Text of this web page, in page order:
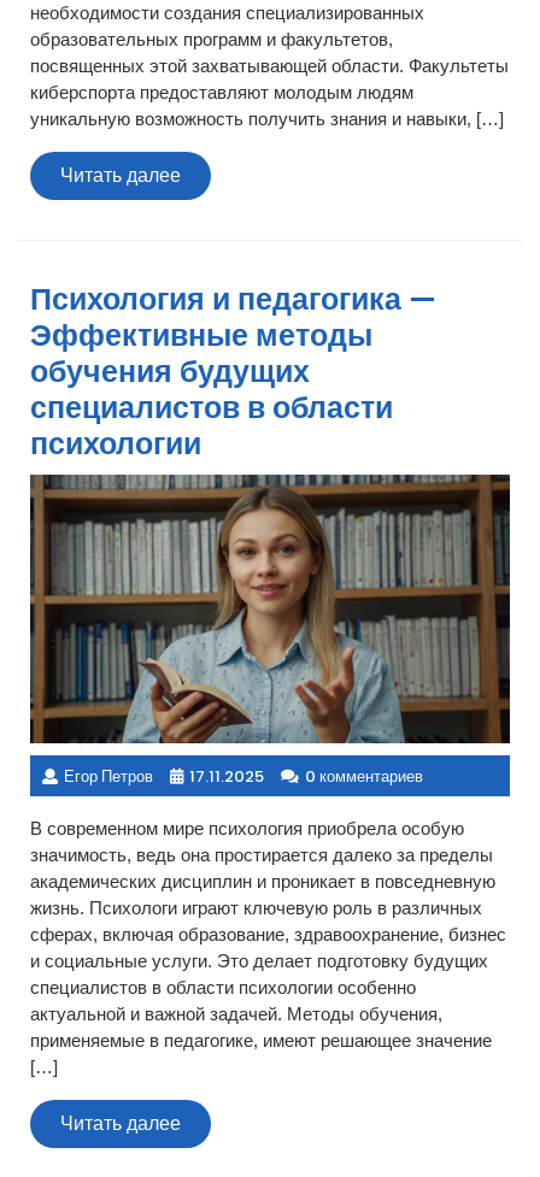
необходимости создания специализированных
образовательных программ и факультетов,
посвященных этой захватывающей области. Факультеты
киберспорта предоставляют молодым людям
уникальную возможность получить знания и навыки, […]
Читать далееЧитать
далее
Психология и педагогика —
Эффективные методы
обучения будущих
специалистов в области
психологии
Егор Петров 17.11.2025 0 комментариев
В современном мире психология приобрела особую
значимость, ведь она простирается далеко за пределы
академических дисциплин и проникает в повседневную
жизнь. Психологи играют ключевую роль в различных
сферах, включая образование, здравоохранение, бизнес
и социальные услуги. Это делает подготовку будущих
специалистов в области психологии особенно
актуальной и важной задачей. Методы обучения,
применяемые в педагогике, имеют решающее значение
[…]
Читать далееЧитать
далее